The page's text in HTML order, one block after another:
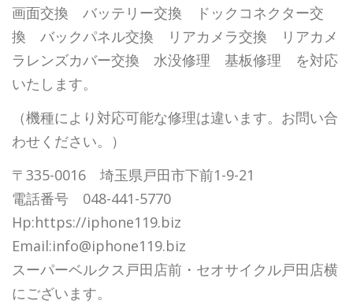
画面交換 バッテリー交換 ドックコネクター交
換 バックパネル交換 リアカメラ交換 リアカメ
ラレンズカバー交換 水没修理 基板修理 を対応
いたします。
（機種により対応可能な修理は違います。お問い合
わせください。）
〒335-0016 埼玉県戸田市下前1-9-21
電話番号 048-441-5770
Hp:https://iphone119.biz
Email:info@iphone119.biz
スーパーベルクス戸田店前・セオサイクル戸田店横
にございます。